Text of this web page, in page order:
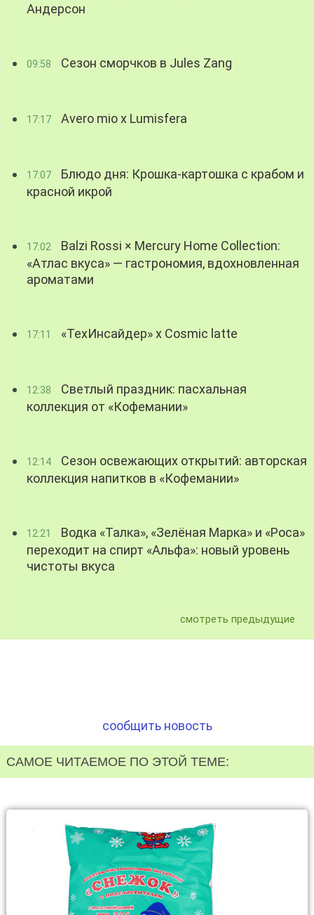
Андерсон
09:58 Сезон сморчков в Jules Zang
17:17 Avero mio x Lumisfera
17:07
Блюдо дня: Крошка-картошка с крабом и
красной икрой
17:02
Balzi Rossi × Mercury Home Collection:
«Атлас вкуса» — гастрономия, вдохновленная
ароматами
17:11 «ТехИнсайдер» х Cosmic latte
12:38
Светлый праздник: пасхальная
коллекция от «Кофемании»
12:14
Сезон освежающих открытий: авторская
коллекция напитков в «Кофемании»
12:21
Водка «Талка», «Зелёная Марка» и «Роса»
переходит на спирт «Альфа»: новый уровень
чистоты вкуса
смотреть предыдущие
сообщить новость
САМОЕ ЧИТАЕМОЕ ПО ЭТОЙ ТЕМЕ: